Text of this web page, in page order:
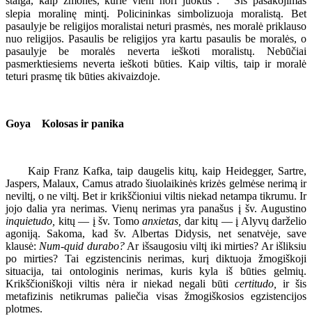
slepia moralinę mintį. Policininkas simbolizuoja moralistą. Bet
pasaulyje be religijos moralistai neturi prasmės, nes moralė priklauso
nuo religijos. Pasaulis be religijos yra kartu pasaulis be moralės, o
pasaulyje be moralės neverta ieškoti moralistų. Nebūčiai
pasmerktiesiems neverta ieškoti būties. Kaip viltis, taip ir moralė
teturi prasmę tik būties akivaizdoje.
Goya Kolosas ir panika
Kaip Franz Kafka, taip daugelis kitų, kaip Heidegger, Sartre,
Jaspers, Malaux, Camus atrado šiuolaikinės krizės gelmėse nerimą ir
neviltį, o ne viltį. Bet ir krikščioniui viltis niekad netampa tikrumu. Ir
jojo dalia yra nerimas. Vienų nerimas yra panašus į šv. Augustino
inquietudo, kitų — į šv. Tomo anxietas, dar kitų — į Alyvų darželio
agoniją. Sakoma, kad šv. Albertas Didysis, net senatvėje, save
klausė: Num-quid durabo?Ar išsaugosiu viltį iki mirties? Ar išliksiu
po mirties? Tai egzistencinis nerimas, kurį diktuoja žmogiškoji
situacija, tai ontologinis nerimas, kuris kyla iš būties gelmių.
Krikščioniškoji viltis nėra ir niekad negali būti certitudo,
ir šis
metafizinis netikrumas paliečia visas žmogiškosios egzistencijos
plotmes.